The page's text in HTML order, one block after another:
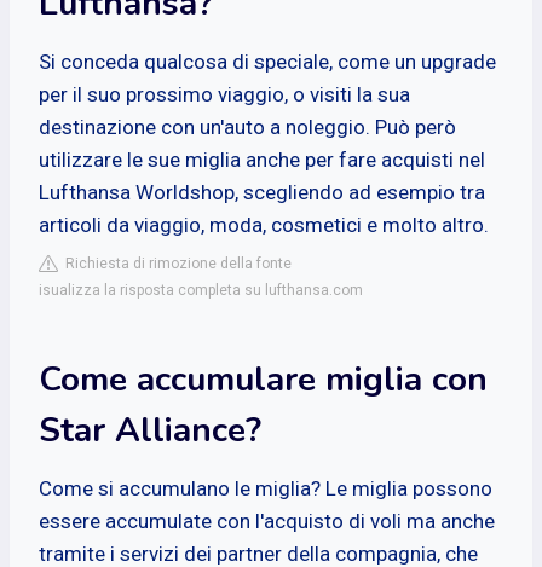
Si conceda qualcosa di speciale, come un upgrade
per il suo prossimo viaggio, o visiti la sua
destinazione con un'auto a noleggio. Può però
utilizzare le sue miglia anche per fare acquisti nel
Lufthansa Worldshop, scegliendo ad esempio tra
articoli da viaggio, moda, cosmetici e molto altro.
Richiesta di rimozione della fonte
isualizza la risposta completa su lufthansa.com
Come accumulare miglia con
Star Alliance?
Come si accumulano le miglia? Le miglia possono
essere accumulate con l'acquisto di voli ma anche
tramite i servizi dei partner della compagnia, che